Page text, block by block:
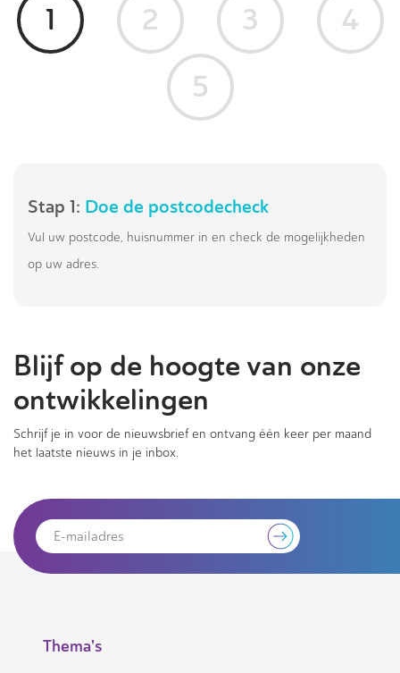
1 2 3
4
5
Stap 1: Doe de postcodecheck
Vul uw postcode, huisnummer in en check de mogelijkheden
op uw adres.
Blijf op de hoogte van onze
ontwikkelingen
Schrijf je in voor de nieuwsbrief en ontvang één keer per maand
het laatste nieuws in je inbox.
Thema's